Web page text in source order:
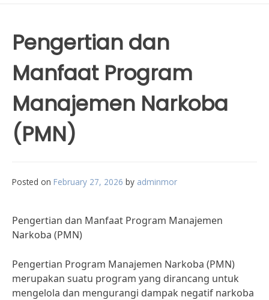
Pengertian dan
Manfaat Program
Manajemen Narkoba
(PMN)
Posted on February 27, 2026 by adminmor
Pengertian dan Manfaat Program Manajemen
Narkoba (PMN)
Pengertian Program Manajemen Narkoba (PMN)
merupakan suatu program yang dirancang untuk
mengelola dan mengurangi dampak negatif narkoba